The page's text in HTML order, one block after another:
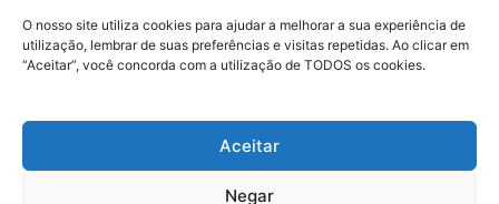
O nosso site utiliza cookies para ajudar a melhorar a sua experiência de
utilização, lembrar de suas preferências e visitas repetidas. Ao clicar em
“Aceitar”, você concorda com a utilização de TODOS os cookies.
Aceitar
Negar
© 2025 A Província do Pará CNPJ: 04.901.141/0001-36 End .
Trav. Quintino Bocaiuva 2301, Ed. Rogério Fernandez – Sala